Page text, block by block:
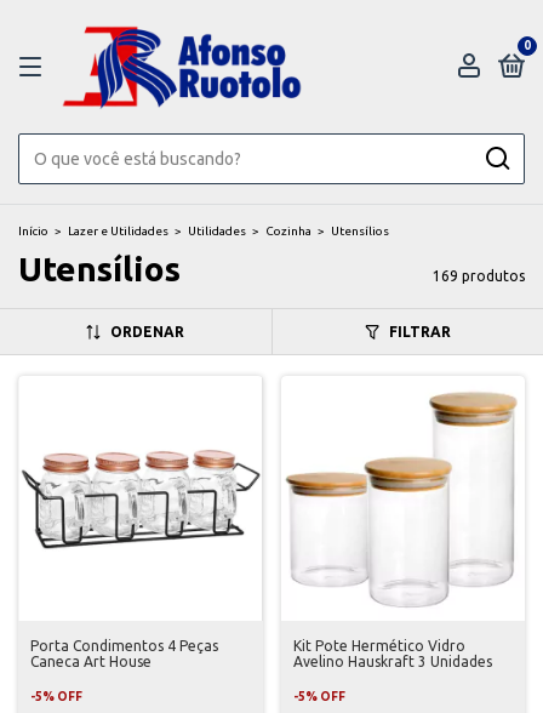
0
Início > Lazer e Utilidades > Utilidades > Cozinha > Utensílios
Utensílios 169 produtos
ORDENAR FILTRAR
Porta Condimentos 4 Peças
Caneca Art House
-5% OFF
Kit Pote Hermético Vidro
Avelino Hauskraft 3 Unidades
-5% OFF